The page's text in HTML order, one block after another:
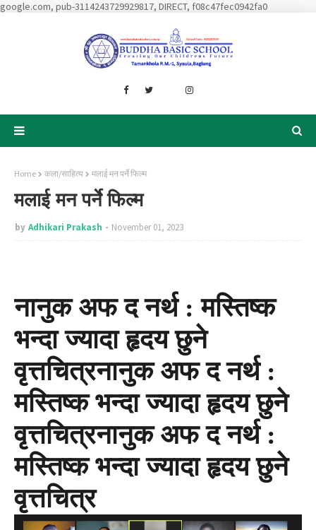
google.com, pub-3114243729929817, DIRECT, f08c47fec0942fa0
Home कला/साहित्य मलाई मन पर्ने फिल्म
मलाई मन पर्ने फिल्म
by Adhikari Prakash November 01, 2023
नानुक अफ द नर्थ : मस्तिष्क
भन्दा ज्यादा हृदय छुने
वृत्तचित्रनानुक अफ द नर्थ :
मस्तिष्क भन्दा ज्यादा हृदय छुने
वृत्तचित्रनानुक अफ द नर्थ :
मस्तिष्क भन्दा ज्यादा हृदय छुने
वृत्तचित्र